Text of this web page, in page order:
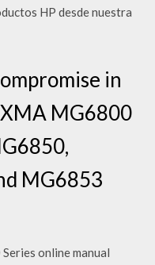
HP desde nuestra
in
MG6800
MG6853
online manual